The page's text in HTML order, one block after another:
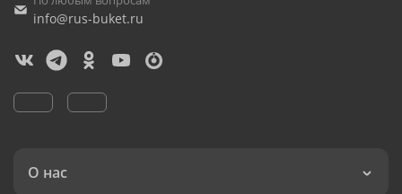
info@rus-buket.ru
О нас